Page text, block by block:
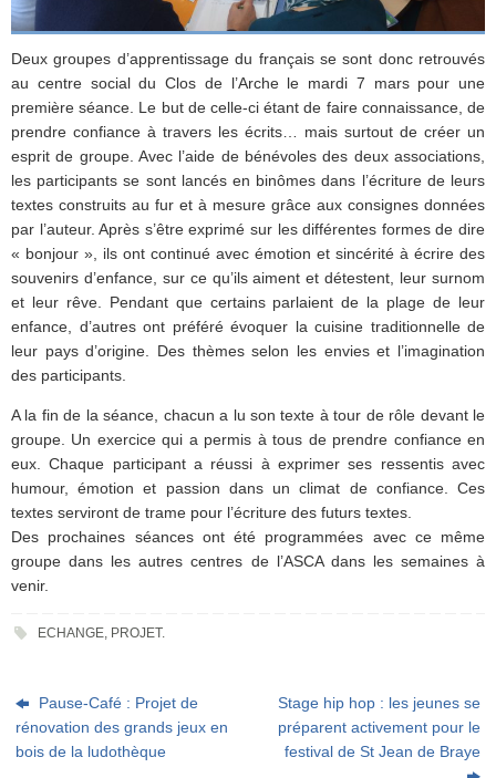
Deux groupes d’apprentissage du français se sont donc retrouvés
au centre social du Clos de l’Arche le mardi 7 mars pour une
première séance. Le but de celle-ci étant de faire connaissance, de
prendre confiance à travers les écrits… mais surtout de créer un
esprit de groupe. Avec l’aide de bénévoles des deux associations,
les participants se sont lancés en binômes dans l’écriture de leurs
textes construits au fur et à mesure grâce aux consignes données
par l’auteur. Après s’être exprimé sur les différentes formes de dire
« bonjour », ils ont continué avec émotion et sincérité à écrire des
souvenirs d’enfance, sur ce qu’ils aiment et détestent, leur surnom
et leur rêve. Pendant que certains parlaient de la plage de leur
enfance, d’autres ont préféré évoquer la cuisine traditionnelle de
leur pays d’origine. Des thèmes selon les envies et l’imagination
des participants.
A la fin de la séance, chacun a lu son texte à tour de rôle devant le
groupe. Un exercice qui a permis à tous de prendre confiance en
eux. Chaque participant a réussi à exprimer ses ressentis avec
humour, émotion et passion dans un climat de confiance. Ces
textes serviront de trame pour l’écriture des futurs textes.
Des prochaines séances ont été programmées avec ce même
groupe dans les autres centres de l’ASCA dans les semaines à
venir.
ECHANGE, PROJET.
Pause-Café : Projet de
rénovation des grands jeux en
bois de la ludothèque
Stage hip hop : les jeunes se
préparent activement pour le
festival de St Jean de Braye